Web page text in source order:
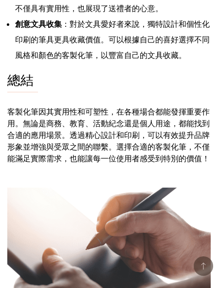
不僅具有實用性，也展現了送禮者的心意。
創意文具收集 ：對於文具愛好者來說，獨特設計和個性化
印刷的筆具更具收藏價值。可以根據自己的喜好選擇不同
風格和顏色的客製化筆，以豐富自己的文具收藏。
總結
客製化筆因其實用性和可塑性，在各種場合都能發揮重要作
用。無論是商務、教育、活動紀念還是個人用途，都能找到
合適的應用場景。透過精心設計和印刷，可以有效提升品牌
形象並增強與受眾之間的聯繫。選擇合適的客製化筆，不僅
能滿足實際需求，也能讓每一位使用者感受到特別的價值！